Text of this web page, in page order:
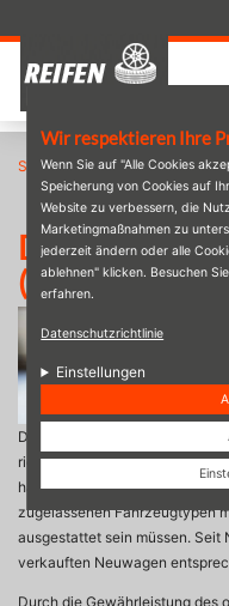
Wir respektieren Ihre
Wenn Sie auf "Alle Cookies
Speicherung von Cookies auf
Website zu verbessern, die
Marketingmaßnahmen zu
jederzeit ändern oder alle
ablehnen" klicken. Besuchen
erfahren.
Datenschutzrichtlinie
Einstellungen
zum
Inhalt
Startseite Das
Das
(RDKS)
Das
richtigen Reifendrucks bei
hat die Europäische Union
zugelassenen Fahrzeugtypen
ausgestattet sein müssen. Seit
verkauften Neuwagen
Durch die Gewährleistung des